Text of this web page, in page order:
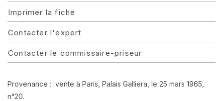
Imprimer la fiche
Contacter l'expert
Contacter le commissaire-priseur
Provenance : vente à Paris, Palais Galliera, le 25 mars 1965,
n°20.